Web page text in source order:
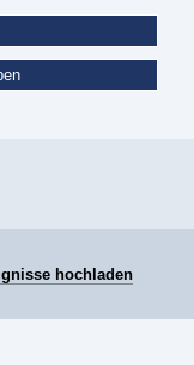
hochladen